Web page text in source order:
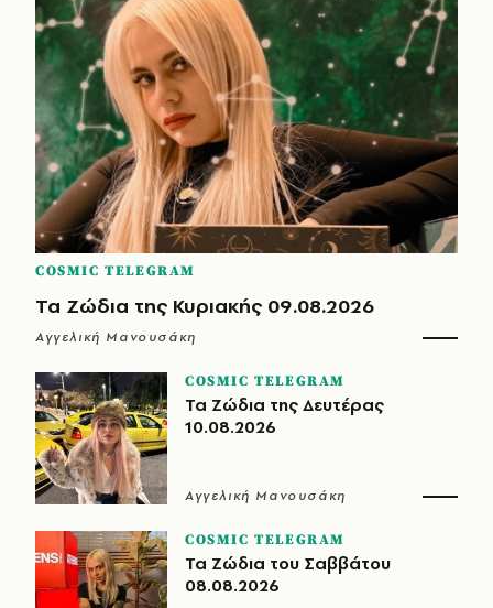
COSMIC TELEGRAM
Τα Ζώδια της Κυριακής 09.08.2026
Αγγελική Μανουσάκη
COSMIC TELEGRAM
Τα Ζώδια της Δευτέρας
10.08.2026
Αγγελική Μανουσάκη
COSMIC TELEGRAM
Τα Ζώδια του Σαββάτου
08.08.2026